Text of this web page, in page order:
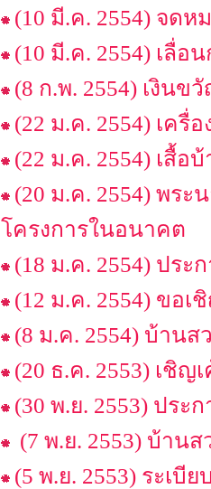
(10 มี.ค. 2554) จด
(10 มี.ค. 2554) เลื่
(8 ก.พ. 2554) เงินข
(22 ม.ค. 2554) เค
(22 ม.ค. 2554) เสื้
(20 ม.ค. 2554) พร
โครงการในอนาคต
(18 ม.ค. 2554) ปร
(12 ม.ค. 2554) ขอ
(8 ม.ค. 2554) บ้าน
(20 ธ.ค. 2553) เชิ
(30 พ.ย. 2553) ปร
(7 พ.ย. 2553) บ้าน
(5 พ.ย. 2553) ระเ